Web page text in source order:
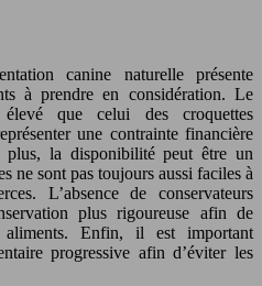
canine naturelle présente
à prendre en considération. Le
que celui des croquettes
une contrainte financière
plus, la disponibilité peut être un
ne sont pas toujours aussi faciles à
L’absence de conservateurs
plus rigoureuse afin de
Enfin, il est important
progressive afin d’éviter les